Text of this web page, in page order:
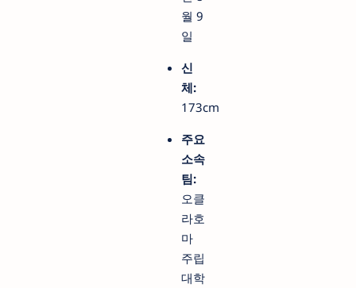
월 9
일
신
체:
173cm
주요
소속
팀:
오클
라호
마
주립
대학